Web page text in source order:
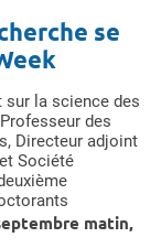
se
sur la science des
des
Directeur adjoint
Société
matin,